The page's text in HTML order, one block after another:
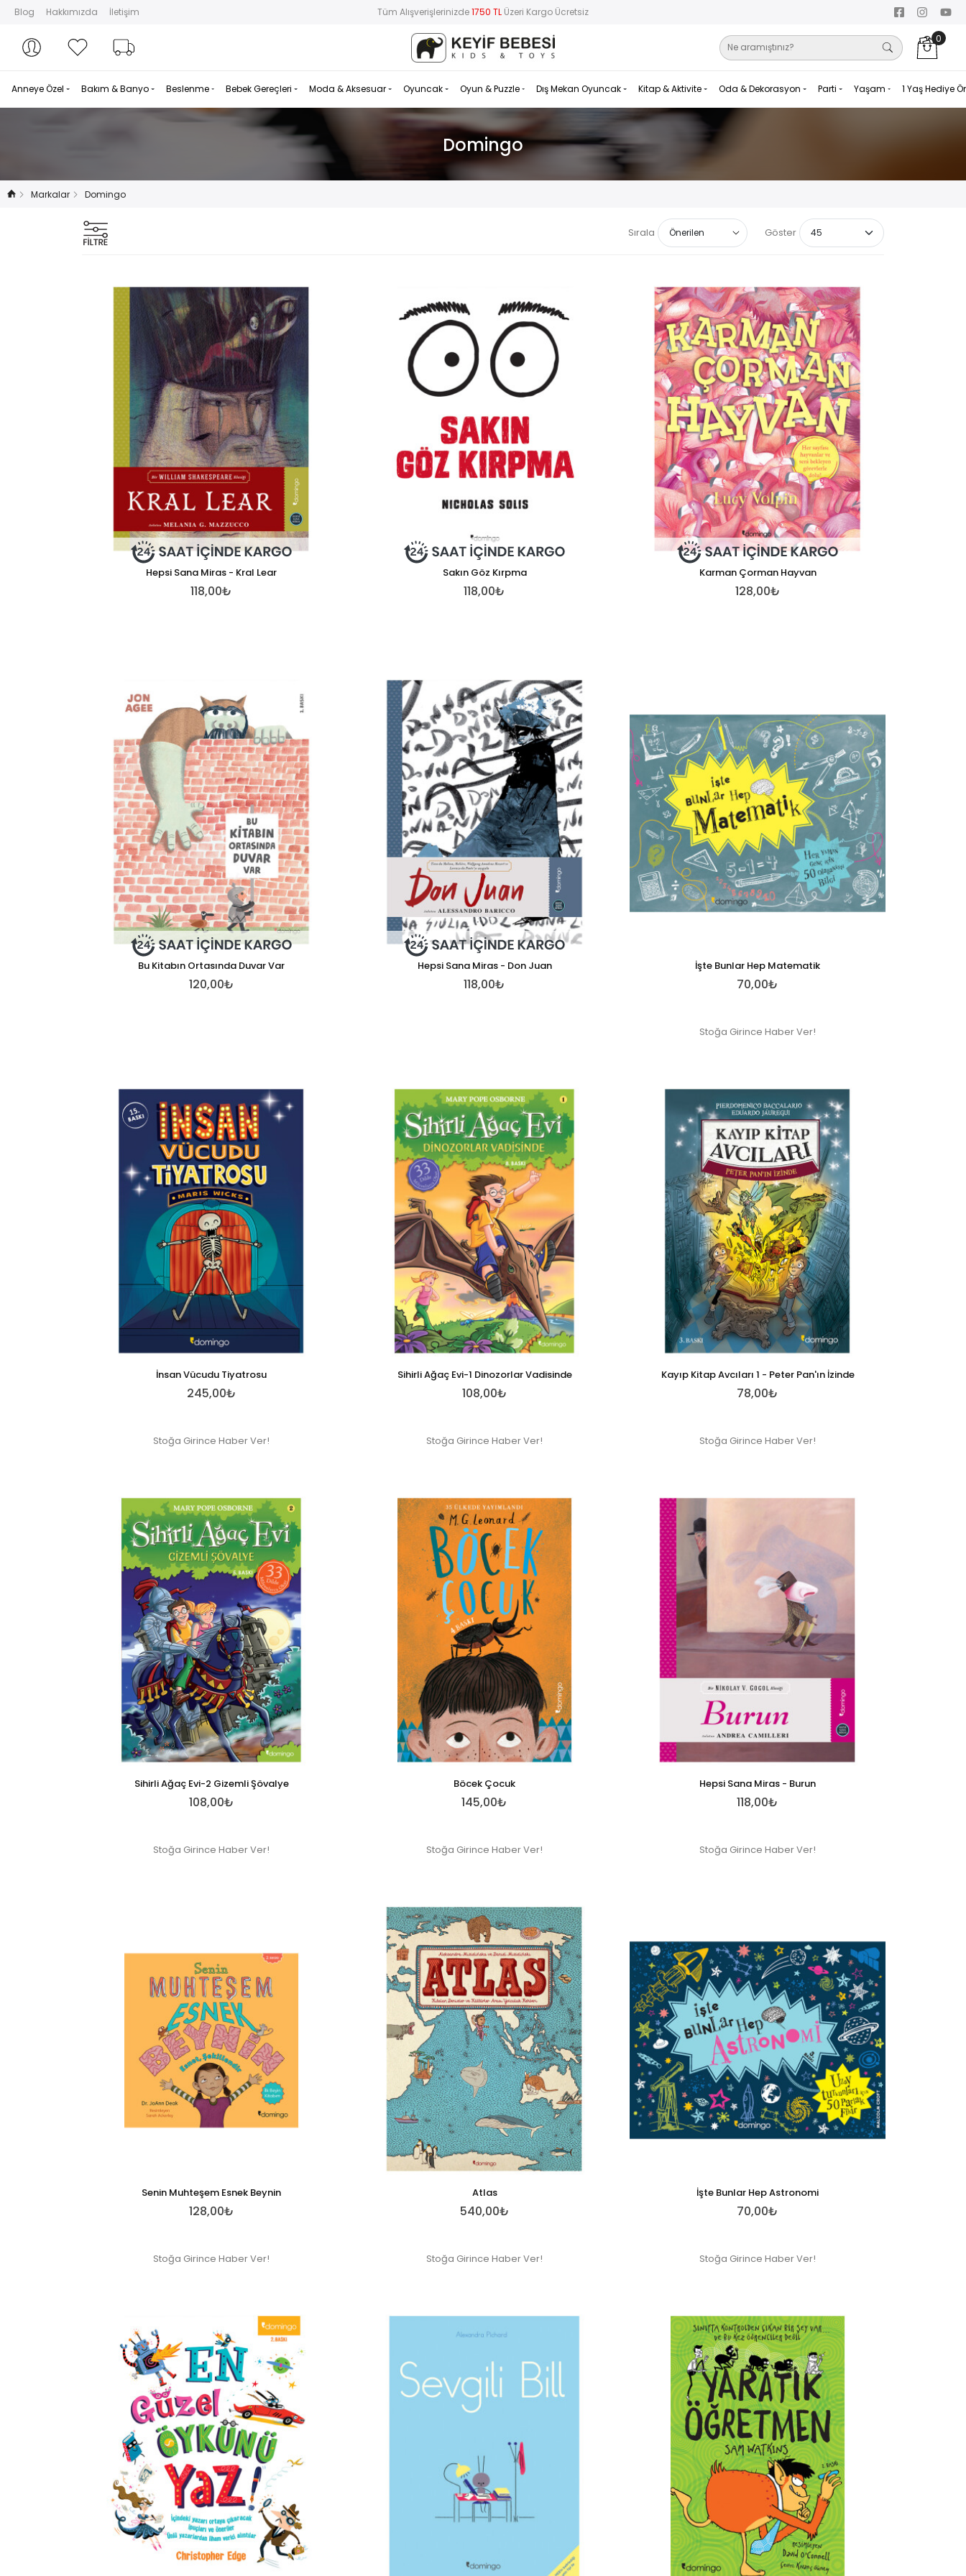
Blog Hakkımızda İletişim Tüm Alışverişlerinizde1750 TL Üzeri Kargo Ücretsiz
Hesabım
Hesabım Favorilerim 0
Anneye Özel Bakım & Banyo Beslenme Bebek Gereçleri Moda & Aksesuar Oyuncak Oyun & Puzzle Dış Mekan Oyuncak Kitap & Aktivite Oda & Dekorasyon Parti Yaşam 1 Yaş Hediye
Domingo
Markalar Domingo
Sırala Göster
Hepsi Sana Miras - Kral Lear
118,00₺
Sakın Göz Kırpma
118,00₺
Karman Çorman Hayvan
128,00₺
Bu Kitabın Ortasında Duvar Var
120,00₺
Hepsi Sana Miras - Don Juan
118,00₺
İşte Bunlar Hep Matematik
70,00₺
Stoğa Girince Haber Ver!
İnsan Vücudu Tiyatrosu
245,00₺
Stoğa Girince Haber Ver!
Sihirli Ağaç Evi-1 Dinozorlar Vadisinde
108,00₺
Stoğa Girince Haber Ver!
Kayıp Kitap Avcıları 1 - Peter Pan'ın İzinde
78,00₺
Stoğa Girince Haber Ver!
Sihirli Ağaç Evi-2 Gizemli Şövalye
108,00₺
Stoğa Girince Haber Ver!
Böcek Çocuk
145,00₺
Stoğa Girince Haber Ver!
Hepsi Sana Miras - Burun
118,00₺
Stoğa Girince Haber Ver!
Senin Muhteşem Esnek Beynin
128,00₺
Stoğa Girince Haber Ver!
Atlas
540,00₺
Stoğa Girince Haber Ver!
İşte Bunlar Hep Astronomi
70,00₺
Stoğa Girince Haber Ver!